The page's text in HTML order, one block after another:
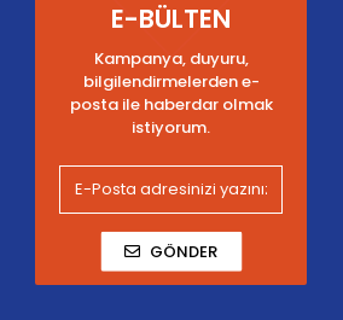
E-BÜLTEN
Kampanya, duyuru,
bilgilendirmelerden e-
posta ile haberdar olmak
istiyorum.
GÖNDER